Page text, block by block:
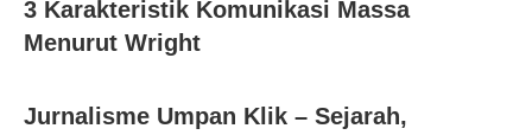
3 Karakteristik Komunikasi Massa
Menurut Wright
Jurnalisme Umpan Klik – Sejarah,